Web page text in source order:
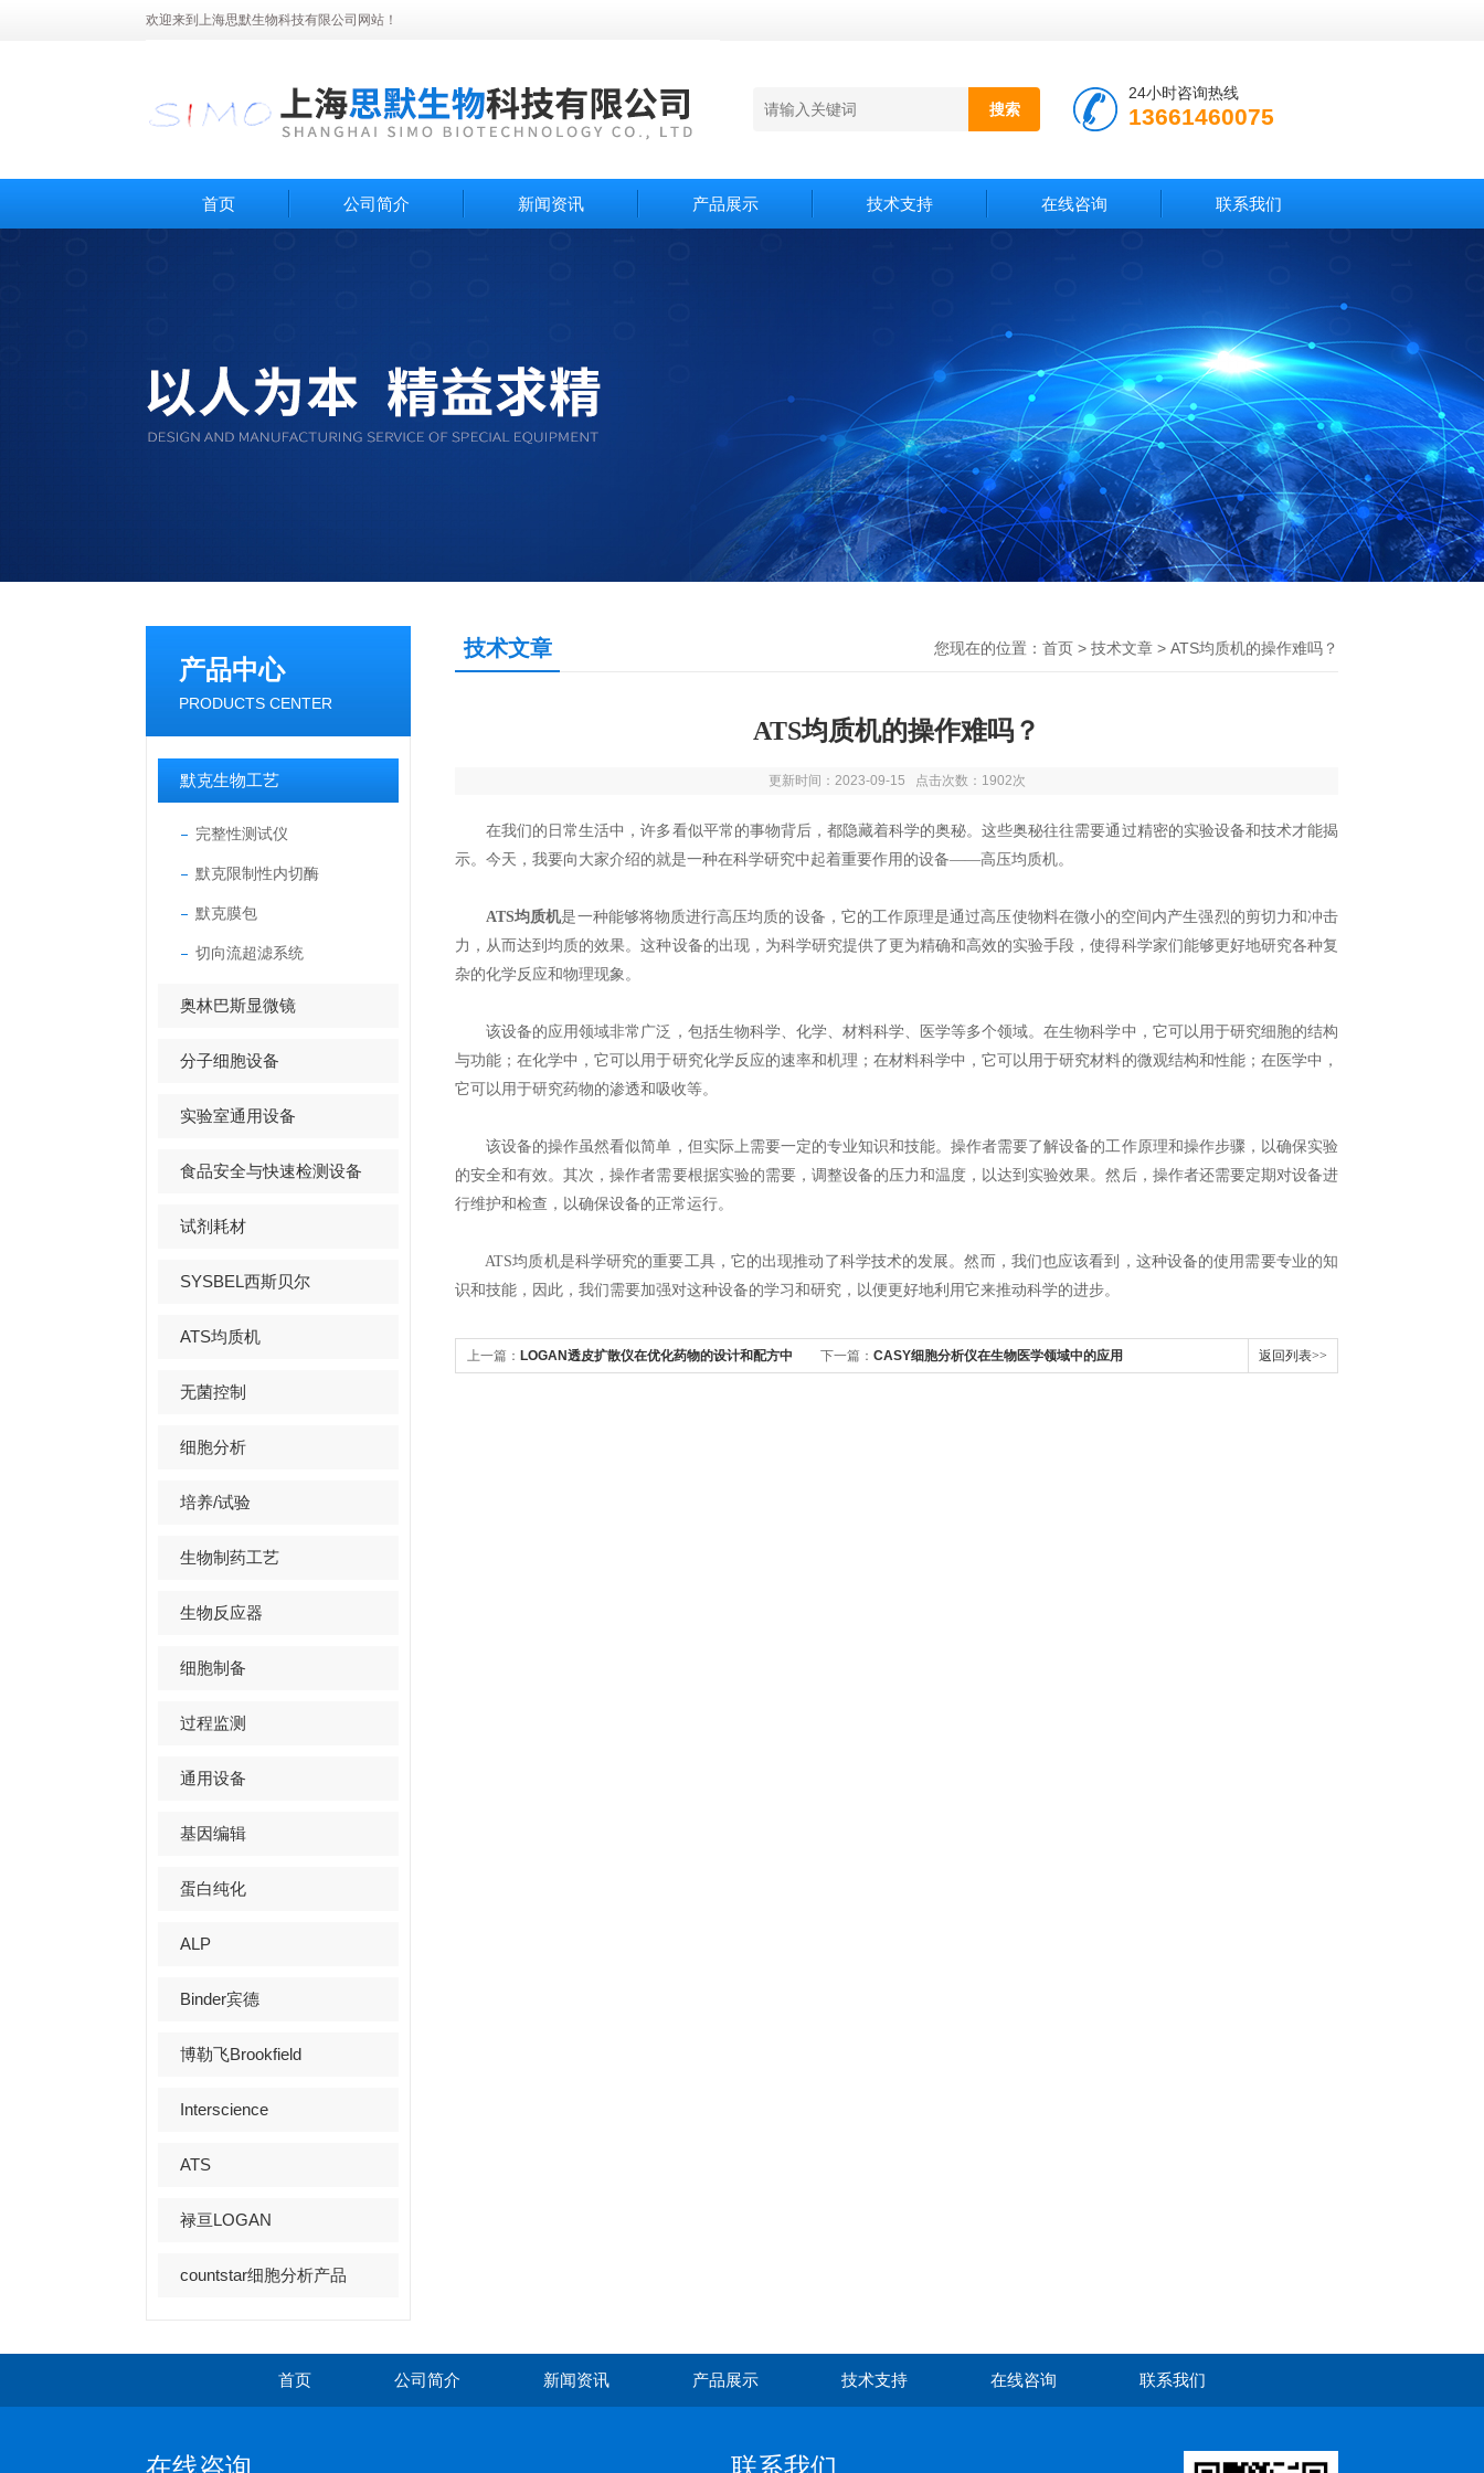
欢迎来到上海思默生物科技有限公司网站！
24小时咨询热线
13661460075
首页 公司简介 新闻资讯 产品展示 技术支持 在线咨询 联系我们
产品中心
PRODUCTS CENTER
默克生物工艺
完整性测试仪
默克限制性内切酶
默克膜包
切向流超滤系统
奥林巴斯显微镜
分子细胞设备
实验室通用设备
食品安全与快速检测设备
试剂耗材
SYSBEL西斯贝尔
ATS均质机
无菌控制
细胞分析
培养/试验
生物制药工艺
生物反应器
细胞制备
过程监测
通用设备
基因编辑
蛋白纯化
ALP
Binder宾德
博勒飞Brookfield
Interscience
ATS
禄亘LOGAN
countstar细胞分析产品
技术文章 您现在的位置： 首页 > 技术文章 > ATS均质机的操作难吗？
ATS均质机的操作难吗？
更新时间：2023-09-15 点击次数：1902次
在我们的日常生活中，许多看似平常的事物背后，都隐藏着科学的奥秘。这些奥秘往往需要通过精密的实验设备和技术才能揭
示。今天，我要向大家介绍的就是一种在科学研究中起着重要作用的设备——高压均质机。
ATS均质机是一种能够将物质进行高压均质的设备，它的工作原理是通过高压使物料在微小的空间内产生强烈的剪切力和冲击
力，从而达到均质的效果。这种设备的出现，为科学研究提供了更为精确和高效的实验手段，使得科学家们能够更好地研究各种复
杂的化学反应和物理现象。
该设备的应用领域非常广泛，包括生物科学、化学、材料科学、医学等多个领域。在生物科学中，它可以用于研究细胞的结构
与功能；在化学中，它可以用于研究化学反应的速率和机理；在材料科学中，它可以用于研究材料的微观结构和性能；在医学中，
它可以用于研究药物的渗透和吸收等。
该设备的操作虽然看似简单，但实际上需要一定的专业知识和技能。操作者需要了解设备的工作原理和操作步骤，以确保实验
的安全和有效。其次，操作者需要根据实验的需要，调整设备的压力和温度，以达到实验效果。然后，操作者还需要定期对设备进
行维护和检查，以确保设备的正常运行。
ATS均质机是科学研究的重要工具，它的出现推动了科学技术的发展。然而，我们也应该看到，这种设备的使用需要专业的知
识和技能，因此，我们需要加强对这种设备的学习和研究，以便更好地利用它来推动科学的进步。
上一篇： LOGAN透皮扩散仪在优化药物的设计和配方中 下一篇： CASY细胞分析仪在生物医学领域中的应用 返回列表>>
首页 公司简介 新闻资讯 产品展示 技术支持 在线咨询 联系我们
在线咨询 联系我们